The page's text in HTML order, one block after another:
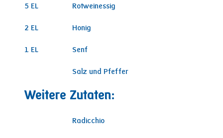
5 EL Rotweinessig
2 EL Honig
1 EL Senf
Salz und Pfeffer
Weitere Zutaten:
Radicchio